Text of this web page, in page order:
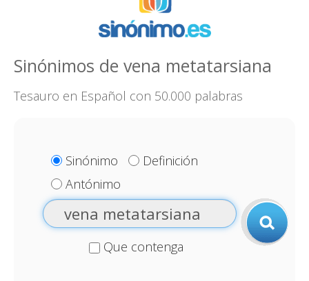
Sinónimos de vena metatarsiana
Tesauro en Español con 50.000 palabras
Sinónimo
Definición
Antónimo
Que contenga